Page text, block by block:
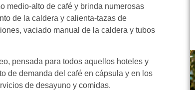
medio-alto de café y brinda numerosas
de la caldera y calienta-tazas de
vaciado manual de la caldera y tubos
pensada para todos aquellos hoteles y
de demanda del café en cápsula y en los
de desayuno y comidas.